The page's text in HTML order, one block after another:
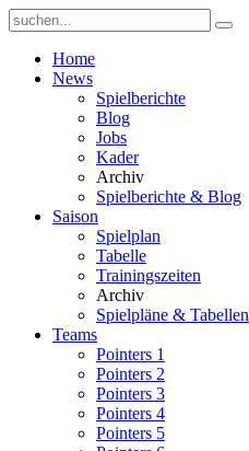
Home
News
Spielberichte
Blog
Jobs
Kader
Archiv
Spielberichte & Blog
Saison
Spielplan
Tabelle
Trainingszeiten
Archiv
Spielpläne & Tabellen
Teams
Pointers 1
Pointers 2
Pointers 3
Pointers 4
Pointers 5